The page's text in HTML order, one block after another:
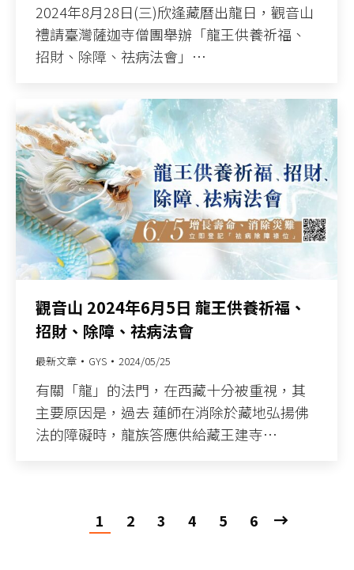
2024年8月28日(三)欣逢藏曆出龍日，觀音山
禮請臺灣薩迦寺僧團舉辦「龍王供養祈福、
招財、除障、祛病法會」…
觀音山 2024年6月5日 龍王供養祈福、
招財、除障、祛病法會
最新文章 GYS 2024/05/25
有關「龍」的法門，在西藏十分被重視，其
主要原因是，過去 蓮師在消除於藏地弘揚佛
法的障礙時，龍族答應供給藏王建寺…
1 2 3 4 5 6